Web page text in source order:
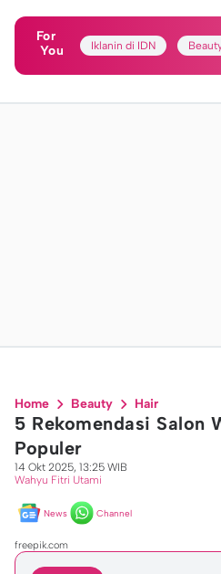
For
You
Iklanin di IDN
Home Beauty Hair
5 Rekomendasi Salon
Populer
14 Okt 2025, 13:25 WIB
Wahyu Fitri Utami
News Channel
freepik.com